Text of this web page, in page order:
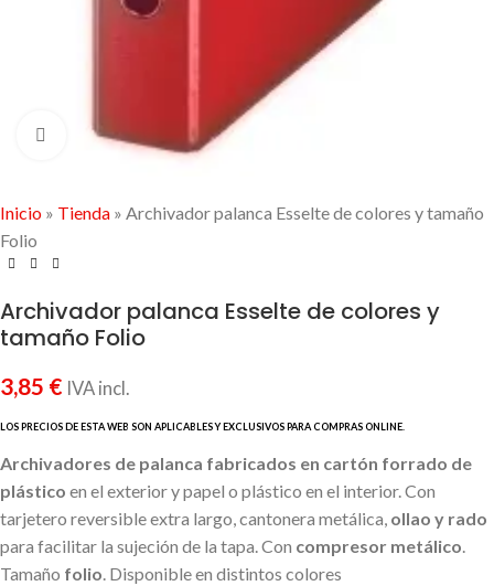
Click to enlarge
Inicio » Tienda » Archivador palanca Esselte de colores y tamaño
Folio
Archivador palanca Esselte de colores y
tamaño Folio
3,85 € IVA incl.
Archivadores de palanca fabricados en cartón forrado de
plástico en el exterior y papel o plástico en el interior. Con
tarjetero reversible extra largo, cantonera metálica, ollao y rado
para facilitar la sujeción de la tapa. Con compresor metálico
Tamaño folio . Disponible en distintos colores